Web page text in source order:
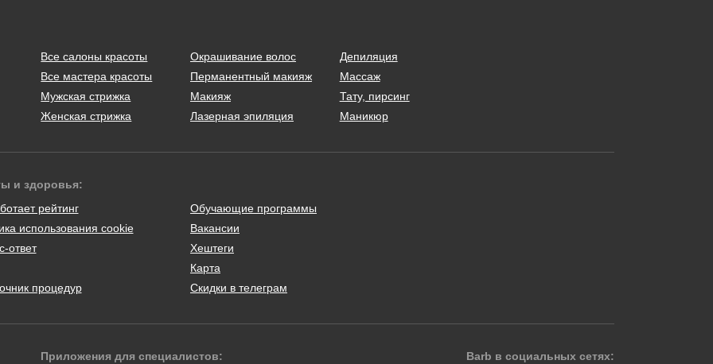
Все салоны красоты
Все мастера красоты
Мужская стрижка
Женская стрижка
Окрашивание волос
Перманентный макияж
Макияж
Лазерная эпиляция
Депиляция
Массаж
Тату, пирсинг
Маникюр
и здоровья:
рейтинг
использования cookie
ответ
процедур
Обучающие программы
Вакансии
Хештеги
Карта
Скидки в телеграм
Приложения для специалистов: Barb в социальных сетях: